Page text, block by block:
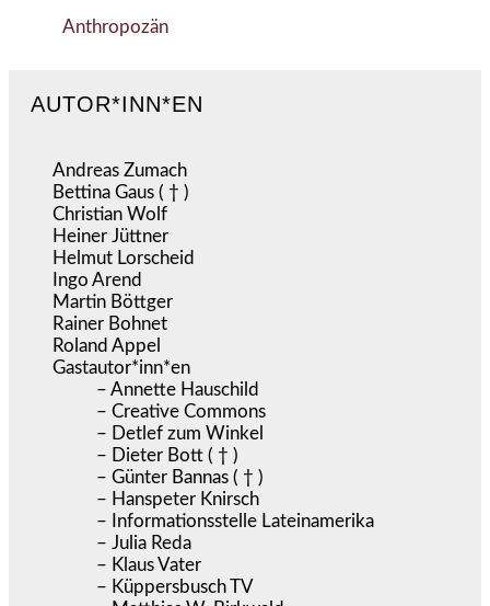
Anthropozän
AUTOR*INN*EN
Andreas Zumach
Bettina Gaus ( † )
Christian Wolf
Heiner Jüttner
Helmut Lorscheid
Ingo Arend
Martin Böttger
Rainer Bohnet
Roland Appel
Gastautor*inn*en
– Annette Hauschild
– Creative Commons
– Detlef zum Winkel
– Dieter Bott ( † )
– Günter Bannas ( † )
– Hanspeter Knirsch
– Informationsstelle Lateinamerika
– Julia Reda
– Klaus Vater
– Küppersbusch TV